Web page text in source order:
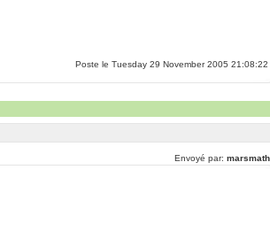
Poste le Tuesday 29 November 2005 21:08:22
Envoyé par: